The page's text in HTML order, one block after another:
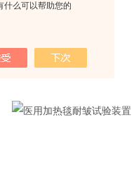
什么可以帮助您的